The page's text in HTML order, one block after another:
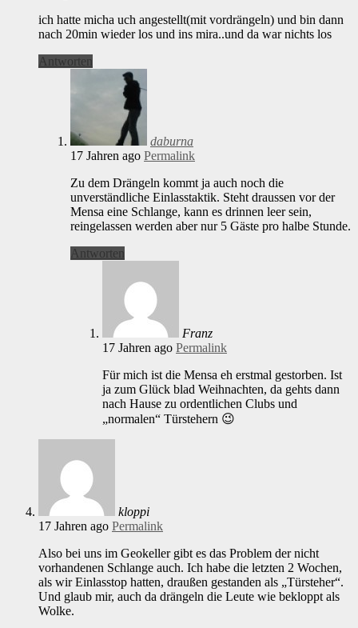
ich hatte micha uch angestellt(mit vordrängeln) und bin dann
nach 20min wieder los und ins mira..und da war nichts los
Antworten
daburna
17 Jahren ago Permalink
Zu dem Drängeln kommt ja auch noch die
unverständliche Einlasstaktik. Steht draussen vor der
Mensa eine Schlange, kann es drinnen leer sein,
reingelassen werden aber nur 5 Gäste pro halbe Stunde.
Antworten
Franz
17 Jahren ago Permalink
Für mich ist die Mensa eh erstmal gestorben. Ist
ja zum Glück blad Weihnachten, da gehts dann
nach Hause zu ordentlichen Clubs und
„normalen“ Türstehern 😉
kloppi
17 Jahren ago Permalink
Also bei uns im Geokeller gibt es das Problem der nicht
vorhandenen Schlange auch. Ich habe die letzten 2 Wochen,
als wir Einlasstop hatten, draußen gestanden als „Türsteher“.
Und glaub mir, auch da drängeln die Leute wie bekloppt als
Wolke.